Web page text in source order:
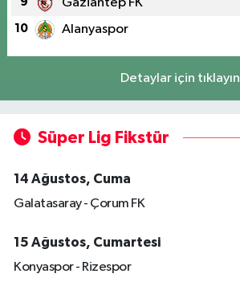
Gaziantep FK
10 Alanyaspor
Detaylar için tıklayın
Süper Lig Fikstür
14 Ağustos, Cuma
Galatasaray - Çorum FK
15 Ağustos, Cumartesi
Konyaspor - Rizespor